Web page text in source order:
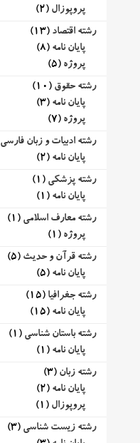
پروپوزال (2)
رشته اقتصاد (13)
پایان نامه (8)
پروژه (5)
رشته حقوق (10)
پایان نامه (3)
پروژه (7)
رشته ادبیات و زبان فارسی
پایان نامه (2)
رشته پزشکی (1)
پایان نامه (1)
رشته معارف اسلامی (1)
پروژه (1)
رشته قرآن و حدیث (5)
پایان نامه (5)
رشته جغرافیا (15)
پایان نامه (15)
رشته باستان شناسی (1)
پایان نامه (1)
رشته زبان (3)
پایان نامه (2)
پروپوزال (1)
رشته زیست شناسی (3)